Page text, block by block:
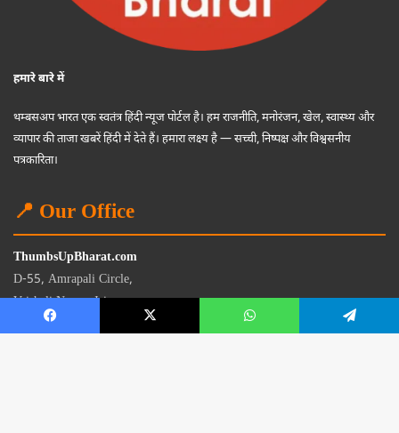
हमारे बारे में
थम्बसअप भारत एक स्वतंत्र हिंदी न्यूज पोर्टल है। हम राजनीति, मनोरंजन, खेल, स्वास्थ्य और
व्यापार की ताजा खबरें हिंदी में देते हैं। हमारा लक्ष्य है — सच्ची, निष्पक्ष और विश्वसनीय
पत्रकारिता।
📍 Our Office
ThumbsUpBharat.com
D-55, Amrapali Circle,
Vaishali Nagar, Jaipur
Rajasthan - 302021